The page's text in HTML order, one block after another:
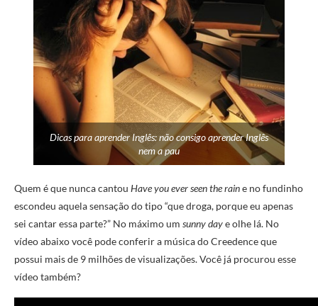
Dicas para aprender Inglês: não consigo aprender Inglês
nem a pau
Quem é que nunca cantou Have you ever seen the raine no fundinho
escondeu aquela sensação do tipo “que droga, porque eu apenas
sei cantar essa parte?” No máximo um sunny daye olhe lá. No
vídeo abaixo você pode conferir a música do Creedence que
possui mais de 9 milhões de visualizações. Você já procurou esse
vídeo também?